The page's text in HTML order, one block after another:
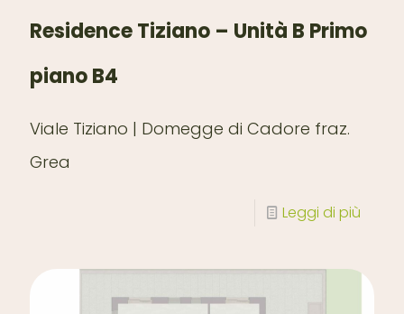
Residence Tiziano – Unità B Primo
piano B4
Viale Tiziano | Domegge di Cadore fraz.
Grea
Leggi di più